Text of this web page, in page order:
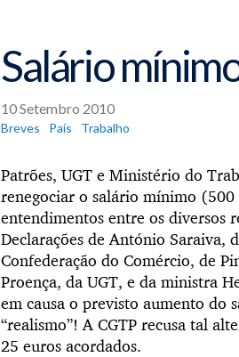
Salário
10 Setembro 2010
Breves País Trabalho
Patrões, UGT e Ministério do
renegociar o salário mínimo
entendimentos entre os diversos
Declarações de António Saraiva,
Confederação do Comércio, de
Proença, da UGT, e da ministra
em causa o previsto aumento do
“realismo”! A CGTP recusa tal
25 euros acordados.